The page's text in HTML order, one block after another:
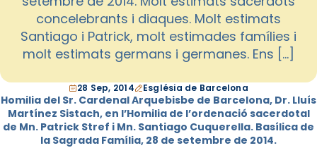
concelebrants i diaques. Molt estimats
Santiago i Patrick, molt estimades famílies i
molt estimats germans i germanes. Ens […]
28 Sep, 2014 Església de Barcelona
Homilia del Sr. Cardenal Arquebisbe de Barcelona, Dr. Lluís
Martínez Sistach, en l’Homilia de l’ordenació sacerdotal
de Mn. Patrick Stref i Mn. Santiago Cuquerella. Basílica de
la Sagrada Família, 28 de setembre de 2014.